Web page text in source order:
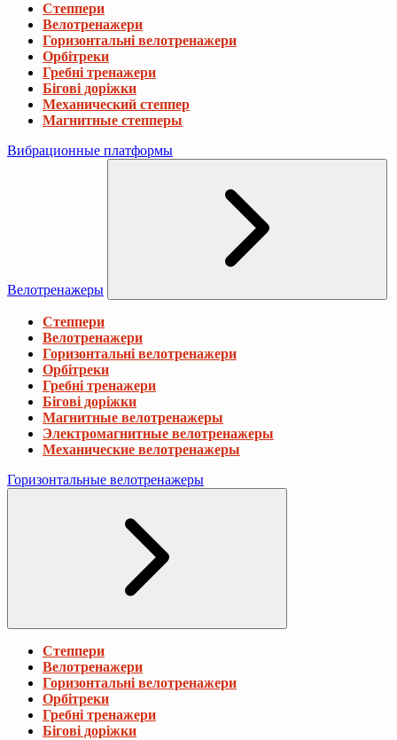
Степпери
Велотренажери
Горизонтальні велотренажери
Орбітреки
Гребні тренажери
Бігові доріжки
Механический степпер
Магнитные степперы
Вибрационные платформы
Велотренажеры
Степпери
Велотренажери
Горизонтальні велотренажери
Орбітреки
Гребні тренажери
Бігові доріжки
Магнитные велотренажеры
Электромагнитные велотренажеры
Механические велотренажеры
Горизонтальные велотренажеры
Степпери
Велотренажери
Горизонтальні велотренажери
Орбітреки
Гребні тренажери
Бігові доріжки